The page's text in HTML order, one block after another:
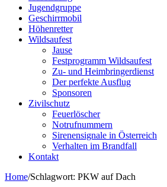
Jugendgruppe
Geschirrmobil
Höhenretter
Wildsaufest
Jause
Festprogramm Wildsaufest
Zu- und Heimbringerdienst
Der perfekte Ausflug
Sponsoren
Zivilschutz
Feuerlöscher
Notrufnummern
Sirenensignale in Österreich
Verhalten im Brandfall
Kontakt
Home/Schlagwort: PKW auf Dach